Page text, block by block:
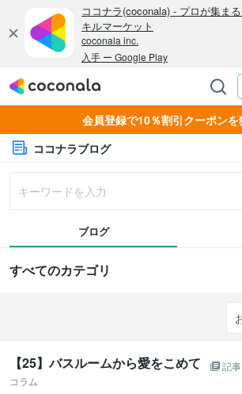
会員登録で10％割引クーポンを
ココナラブログ
ブログ
すべてのカテゴリ
【25】バスルームから愛をこめて
記事
コラム